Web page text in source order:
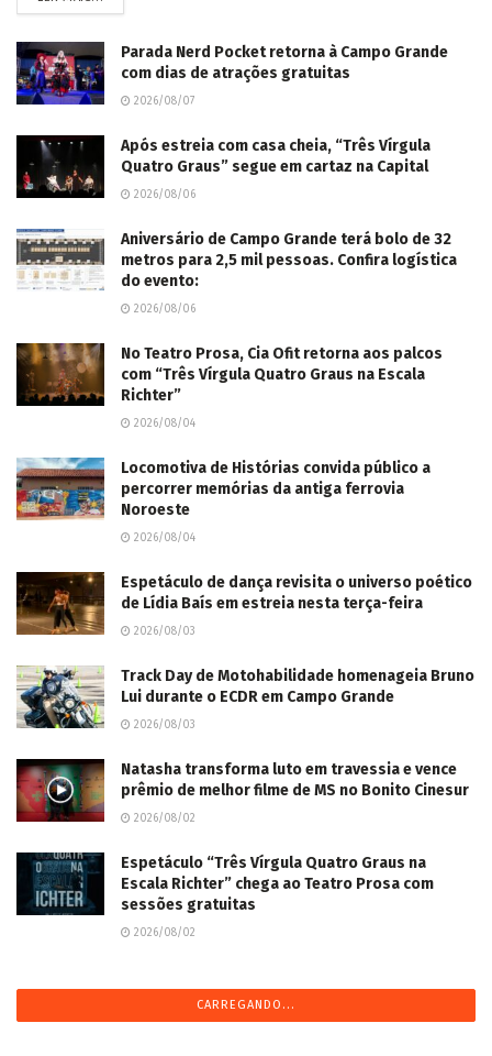
Parada Nerd Pocket retorna à Campo Grande
com dias de atrações gratuitas
2026/08/07
Após estreia com casa cheia, “Três Vírgula
Quatro Graus” segue em cartaz na Capital
2026/08/06
Aniversário de Campo Grande terá bolo de 32
metros para 2,5 mil pessoas. Confira logística
do evento:
2026/08/06
No Teatro Prosa, Cia Ofit retorna aos palcos
com “Três Vírgula Quatro Graus na Escala
Richter”
2026/08/04
Locomotiva de Histórias convida público a
percorrer memórias da antiga ferrovia
Noroeste
2026/08/04
Espetáculo de dança revisita o universo poético
de Lídia Baís em estreia nesta terça-feira
2026/08/03
Track Day de Motohabilidade homenageia Bruno
Lui durante o ECDR em Campo Grande
2026/08/03
Natasha transforma luto em travessia e vence
prêmio de melhor filme de MS no Bonito Cinesur
2026/08/02
Espetáculo “Três Vírgula Quatro Graus na
Escala Richter” chega ao Teatro Prosa com
sessões gratuitas
2026/08/02
CARREGANDO...